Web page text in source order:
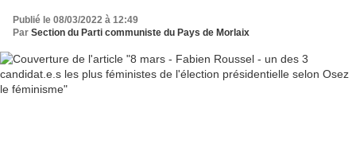
Publié le 08/03/2022 à 12:49
Par Section du Parti communiste du Pays de Morlaix